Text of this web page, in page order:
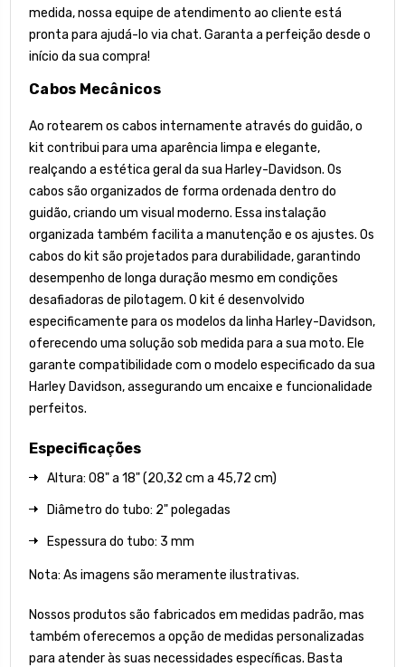
medida, nossa equipe de atendimento ao cliente está
pronta para ajudá-lo via chat. Garanta a perfeição desde o
início da sua compra!
Cabos Mecânicos
Ao rotearem os cabos internamente através do guidão, o
kit contribui para uma aparência limpa e elegante,
realçando a estética geral da sua Harley-Davidson. Os
cabos são organizados de forma ordenada dentro do
guidão, criando um visual moderno. Essa instalação
organizada também facilita a manutenção e os ajustes. Os
cabos do kit são projetados para durabilidade, garantindo
desempenho de longa duração mesmo em condições
desafiadoras de pilotagem. O kit é desenvolvido
especificamente para os modelos da linha Harley-Davidson,
oferecendo uma solução sob medida para a sua moto. Ele
garante compatibilidade com o modelo especificado da sua
Harley Davidson, assegurando um encaixe e funcionalidade
perfeitos.
Especificações
Altura: 08" a 18" (20,32 cm a 45,72 cm)
Diâmetro do tubo: 2" polegadas
Espessura do tubo: 3 mm
Nota: As imagens são meramente ilustrativas.
Nossos produtos são fabricados em medidas padrão, mas
também oferecemos a opção de medidas personalizadas
para atender às suas necessidades específicas. Basta